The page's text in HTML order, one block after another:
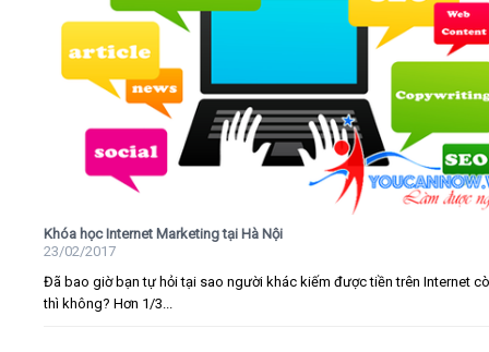
Khóa học Internet Marketing tại Hà Nội
23/02/2017
Đã bao giờ bạn tự hỏi tại sao người khác kiếm được tiền trên Internet
thì không? Hơn 1/3...